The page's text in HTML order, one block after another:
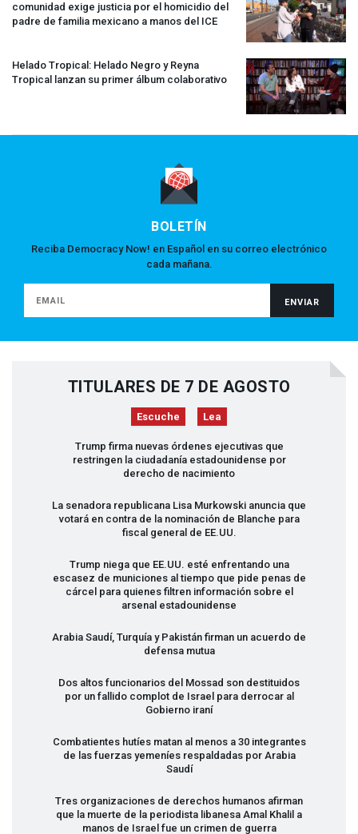
comunidad exige justicia por el homicidio del
padre de familia mexicano a manos del ICE
Helado Tropical: Helado Negro y Reyna
Tropical lanzan su primer álbum colaborativo
BOLETÍN
Reciba Democracy Now! en Español en su correo electrónico
cada mañana.
TITULARES DE 7 DE AGOSTO
Escuche Lea
Trump firma nuevas órdenes ejecutivas que
restringen la ciudadanía estadounidense por
derecho de nacimiento
La senadora republicana Lisa Murkowski anuncia que
votará en contra de la nominación de Blanche para
fiscal general de EE.UU.
Trump niega que EE.UU. esté enfrentando una
escasez de municiones al tiempo que pide penas de
cárcel para quienes filtren información sobre el
arsenal estadounidense
Arabia Saudí, Turquía y Pakistán firman un acuerdo de
defensa mutua
Dos altos funcionarios del Mossad son destituidos
por un fallido complot de Israel para derrocar al
Gobierno iraní
Combatientes hutíes matan al menos a 30 integrantes
de las fuerzas yemeníes respaldadas por Arabia
Saudí
Tres organizaciones de derechos humanos afirman
que la muerte de la periodista libanesa Amal Khalil a
manos de Israel fue un crimen de guerra